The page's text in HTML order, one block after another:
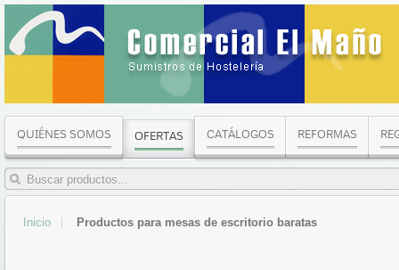
QUIÉNES SOMOS OFERTAS CATÁLOGOS REFORMAS
Inicio Productos para mesas de escritorio baratas